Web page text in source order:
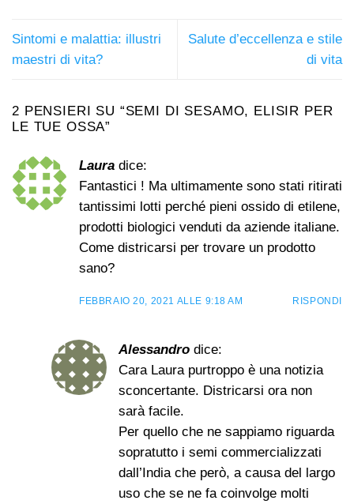
Sintomi e malattia: illustri
maestri di vita?
Salute d’eccellenza e stile
di vita
2 PENSIERI SU “SEMI DI SESAMO, ELISIR PER
LE TUE OSSA”
Laura dice:
Fantastici ! Ma ultimamente sono stati ritirati
tantissimi lotti perché pieni ossido di etilene,
prodotti biologici venduti da aziende italiane.
Come districarsi per trovare un prodotto
sano?
FEBBRAIO 20, 2021 ALLE 9:18 AM RISPONDI
Alessandro dice:
Cara Laura purtroppo è una notizia
sconcertante. Districarsi ora non
sarà facile.
Per quello che ne sappiamo riguarda
sopratutto i semi commercializzati
dall’India che però, a causa del largo
uso che se ne fa coinvolge molti